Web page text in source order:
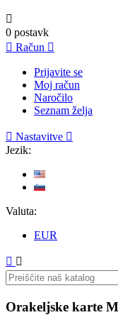

0 postavk
 Račun 
Prijavite se
Moj račun
Naročilo
Seznam želja
 Nastavitve 
Jezik:
Valuta:
EUR
 
Orakeljske karte